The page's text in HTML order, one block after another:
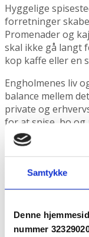
Samtykke
Denne
nummer
Hyggelige
forretninger
Promenader og
skal ikke gå langt
kop kaffe eller en
Engholmenes liv
balance mellem
private og
for at spise, bo og
Unikt bymiljø
Enghave Brygge
og byrum får fuldt
egenskaber.
helt ind i den